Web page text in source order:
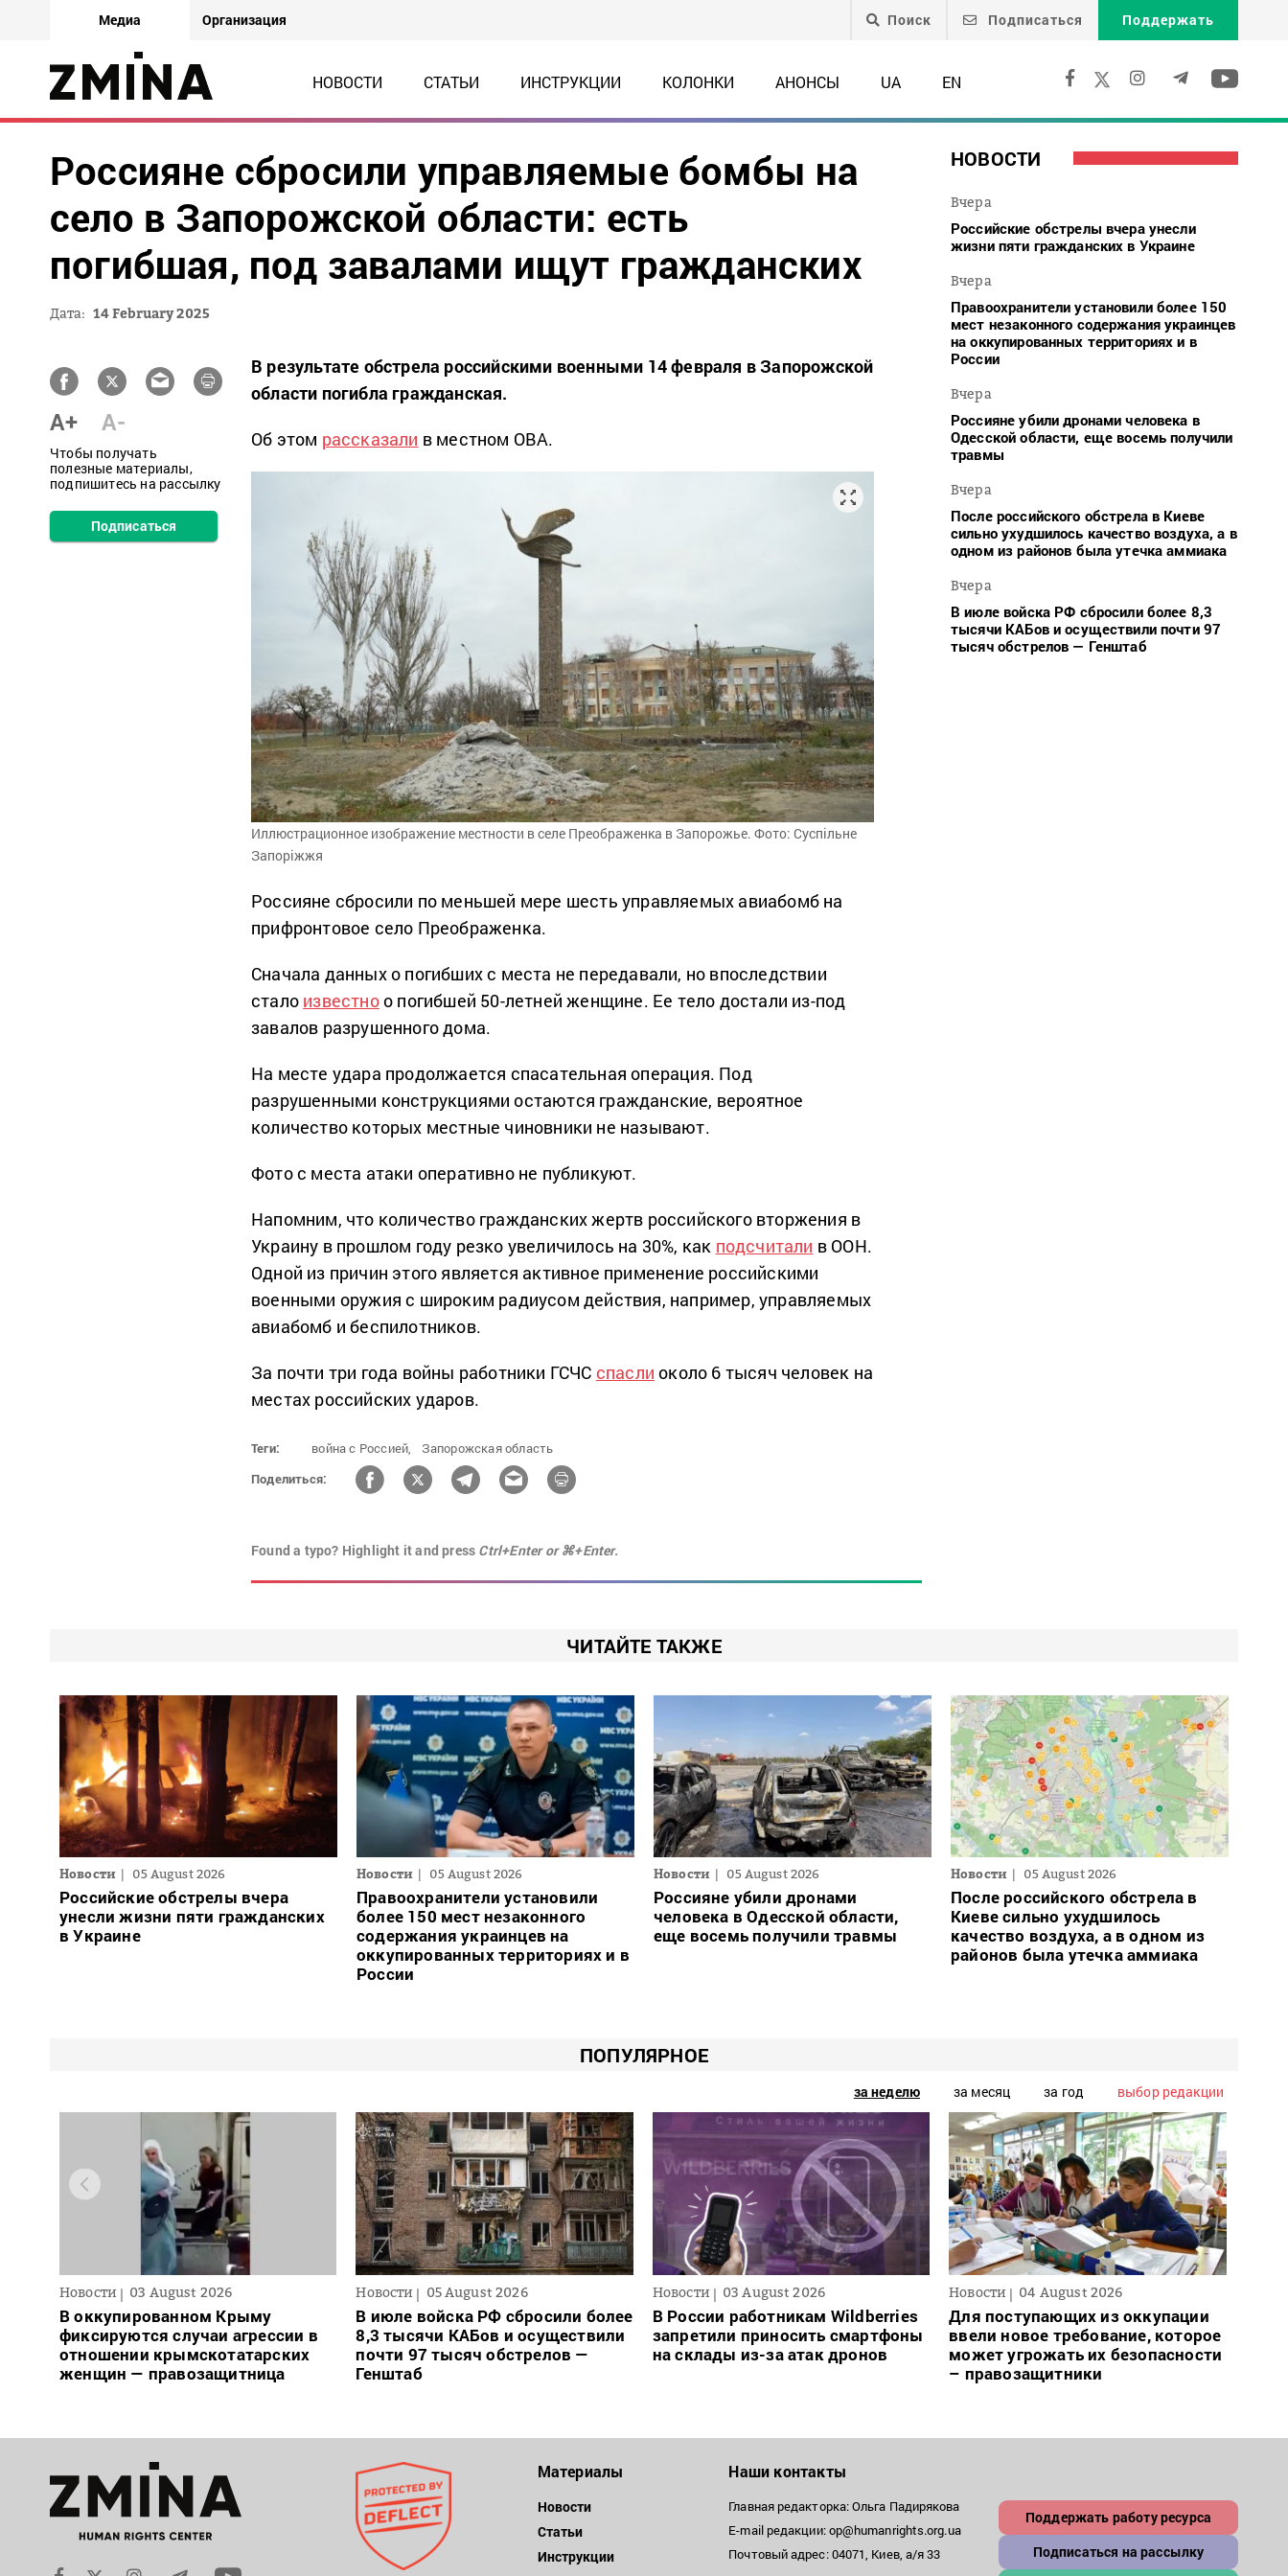
Медиа Организация Поиск Подписаться Поддержать
НОВОСТИ СТАТЬИ ИНСТРУКЦИИ КОЛОНКИ АНОНСЫ UA EN
Россияне сбросили управляемые бомбы на
село в Запорожской области: есть
погибшая, под завалами ищут гражданских
Дата: 14 February 2025
A+ A-
Чтобы получать
полезные материалы,
подпишитесь на рассылку
Подписаться
В результате обстрела российскими военными 14 февраля в Запорожской
области погибла гражданская.
Об этом рассказали в местном ОВА.
Иллюстрационное изображение местности в селе Преображенка в Запорожье. Фото: Суспільне
Запоріжжя
Россияне сбросили по меньшей мере шесть управляемых авиабомб на
прифронтовое село Преображенка.
Сначала данных о погибших с места не передавали, но впоследствии
стало известноо погибшей 50-летней женщине. Ее тело достали из-под
завалов разрушенного дома.
На месте удара продолжается спасательная операция. Под
разрушенными конструкциями остаются гражданские, вероятное
количество которых местные чиновники не называют.
Фото с места атаки оперативно не публикуют.
Напомним, что количество гражданских жертв российского вторжения в
Украину в прошлом году резко увеличилось на 30%, как подсчитали в ООН.
Одной из причин этого является активное применение российскими
военными оружия с широким радиусом действия, например, управляемых
авиабомб и беспилотников.
За почти три года войны работники ГСЧС спасли около 6 тысяч человек на
местах российских ударов.
Теги: война с Россией,
Запорожская область
Поделиться:
Found a typo? Highlight it and press Ctrl+Enter or ⌘+Enter.
НОВОСТИ
Вчера
Российские обстрелы вчера унесли
жизни пяти гражданских в Украине
Вчера
Правоохранители установили более 150
мест незаконного содержания украинцев
на оккупированных территориях и в
России
Вчера
Россияне убили дронами человека в
Одесской области, еще восемь получили
травмы
Вчера
После российского обстрела в Киеве
сильно ухудшилось качество воздуха, а в
одном из районов была утечка аммиака
Вчера
В июле войска РФ сбросили более 8,3
тысячи КАБов и осуществили почти 97
тысяч обстрелов — Генштаб
ЧИТАЙТЕ ТАКЖЕ
Новости 05 August 2026
Российские обстрелы вчера
унесли жизни пяти гражданских
в Украине
Новости 05 August 2026
Правоохранители установили
более 150 мест незаконного
содержания украинцев на
оккупированных территориях и в
России
Новости 05 August 2026
Россияне убили дронами
человека в Одесской области,
еще восемь получили травмы
Новости 05 August 2026
После российского обстрела в
Киеве сильно ухудшилось
качество воздуха, а в одном из
районов была утечка аммиака
ПОПУЛЯРНОЕ
за неделю за месяц за год выбор редакции
Новости 03 August 2026
В оккупированном Крыму
фиксируются случаи агрессии в
отношении крымскотатарских
женщин — правозащитница
Новости 05 August 2026
В июле войска РФ сбросили более
8,3 тысячи КАБов и осуществили
почти 97 тысяч обстрелов —
Генштаб
Новости 03 August 2026
В России работникам Wildberries
запретили приносить смартфоны
на склады из-за атак дронов
Новости 04 August 2026
Для поступающих из оккупации
ввели новое требование, которое
может угрожать их безопасности
– правозащитники
Материалы
Новости
Статьи
Инструкции
Наши контакты
Главная редакторка: Ольга Падирякова
E-mail редакции: op@humanrights.org.ua
Почтовый адрес: 04071, Киев, а/я 33
Поддержать работу ресурса
Подписаться на рассылку